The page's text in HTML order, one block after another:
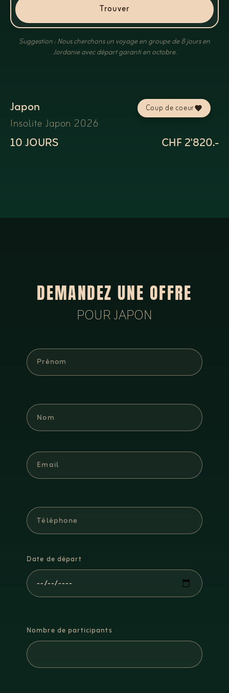
Trouver
Suggestion : Nous cherchons un voyage en groupe de 8 jours en
Jordanie avec départ garanti en octobre.
Coup de coeur
Japon
Insolite Japon 2026
10 JOURS CHF 2'820.-
DEMANDEZ UNE OFFRE
POUR JAPON
Date de départ
Nombre de participants